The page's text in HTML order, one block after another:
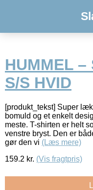
HUMMEL –
S/S HVID
[produkt_tekst] Super
bomuld og et enkelt
meste. T-shirten er helt
venstre bryst. Den er
gør den vi (Læs mere)
159.2 kr. (Vis fragtpris)